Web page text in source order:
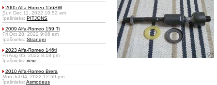
2005 Alfa-Romeo 156SW
Sun Dec 11, 2022 10:52 am
Īpašnieks: PITJONS
2009 Alfa-Romeo 159 Ti
Fri Oct 28, 2022 9:06 am
Īpašnieks: Stranger
2023 Alfa-Romeo 146ti
Fri Aug 05, 2022 8:18 pm
Īpašnieks: riexc
2010 Alfa-Romeo Brera
Mon Jul 04, 2022 12:59 pm
Īpašnieks: Asmodeus